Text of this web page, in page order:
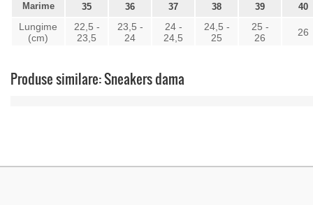
Marime 35 36 37 38 39 40
Lungime
(cm)
22,5 -
23,5
23,5 -
24
24 -
24,5
24,5 -
25
25 -
26
26
Produse similare: Sneakers dama